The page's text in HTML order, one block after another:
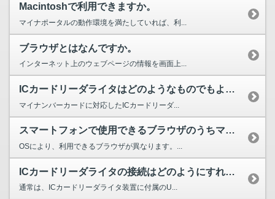
Macintoshで利用できますか。
マイナポータルの動作環境を満たしていれば、利...
ブラウザとはなんですか。
インターネット上のウェブページの情報を画面上...
ICカードリーダライタはどのようなものでもよいのですか。購入する際に留意する点はありますか。
マイナンバーカードに対応したICカードリーダ...
スマートフォンで使用できるブラウザのうちマイナポータルに対応しているブラウザを教えてください。
OSにより、利用できるブラウザが異なります。...
ICカードリーダライタの接続はどのようにすればいいですか。
通常は、ICカードリーダライタ装置に付属のU...